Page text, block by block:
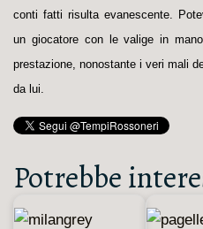
conti fatti risulta evanescente.
un giocatore con le valige in
prestazione, nonostante i veri mali
da lui.
Potrebbe